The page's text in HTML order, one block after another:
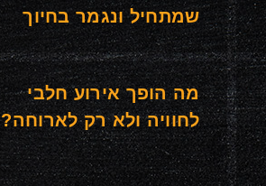
שמתחיל ונגמר בחיוך
מה הופך אירוע חלבי
לחוויה ולא רק לארוחה?